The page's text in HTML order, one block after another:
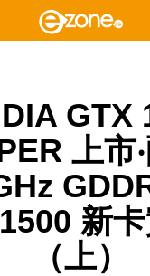
GTX
上市
新
（上）